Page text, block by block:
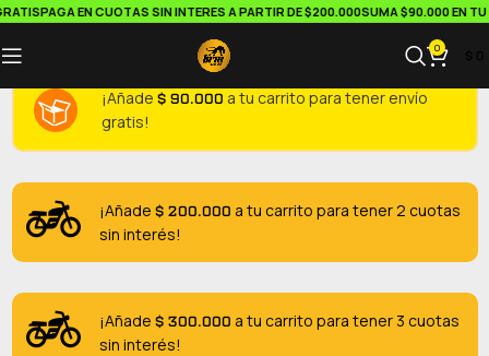
PAGA EN CUOTAS SIN INTERES A PARTIR DE $200.000SUMA $90.000 EN TU
0
¡Añade $90.000 a tu carrito para tener envío
gratis!
¡Añade $200.000 a tu carrito para tener 2 cuotas
sin interés!
¡Añade $300.000 a tu carrito para tener 3 cuotas
sin interés!